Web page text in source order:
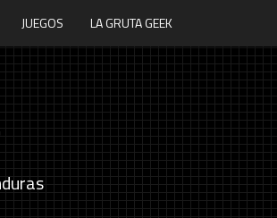
JUEGOS LA GRUTA GEEK